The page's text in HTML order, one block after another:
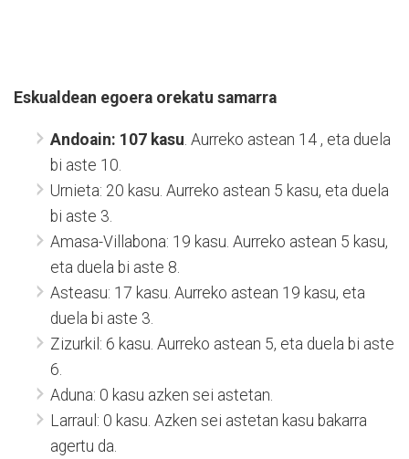
Eskualdean egoera orekatu samarra
Andoain: 107 kasu . Aurreko astean 14 , eta duela
bi aste 10.
Urnieta: 20 kasu. Aurreko astean 5 kasu, eta duela
bi aste 3.
Amasa-Villabona: 19 kasu. Aurreko astean 5 kasu,
eta duela bi aste 8.
Asteasu: 17 kasu. Aurreko astean 19 kasu, eta
duela bi aste 3.
Zizurkil: 6 kasu. Aurreko astean 5, eta duela bi aste
6.
Aduna: 0 kasu azken sei astetan.
Larraul: 0 kasu. Azken sei astetan kasu bakarra
agertu da.